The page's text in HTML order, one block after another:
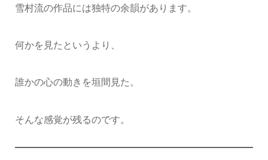
雪村流の作品には独特の余韻があります。
何かを見たというより、
誰かの心の動きを垣間見た。
そんな感覚が残るのです。